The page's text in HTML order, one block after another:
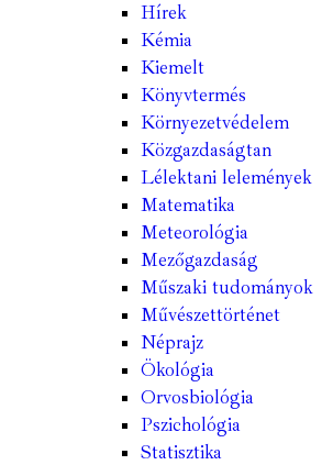
Hírek
Kémia
Kiemelt
Könyvtermés
Környezetvédelem
Közgazdaságtan
Lélektani lelemények
Matematika
Meteorológia
Mezőgazdaság
Műszaki tudományok
Művészettörténet
Néprajz
Ökológia
Orvosbiológia
Pszichológia
Statisztika